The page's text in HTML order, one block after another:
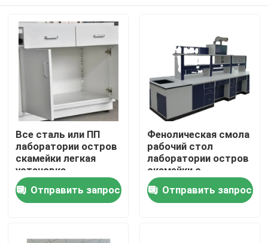
Дома
О Компании
Контакты
Все сталь или ПП
лаборатории остров
скамейки легкая
установка
Отправить запрос
Фенолическая смола
рабочий стол
лаборатории остров
скамейки с
дымовым
выхлопным
аксессуаром
Отправить запрос